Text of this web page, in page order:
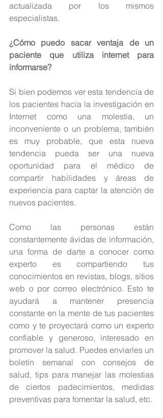
actualizada por los mismos
especialistas.
¿Cómo puedo sacar ventaja de un
paciente que utiliza internet para
informarse?
Si bien podemos ver esta tendencia de
los pacientes hacia la investigación en
Internet como una molestia, un
inconveniente o un problema, también
es muy probable, que esta nueva
tendencia pueda ser una nueva
oportunidad para el médico de
compartir habilidades y áreas de
experiencia para captar la atención de
nuevos pacientes.
Como las personas están
constantemente ávidas de información,
una forma de darte a conocer como
experto es compartiendo tus
conocimientos en revistas, blogs, sitios
web o por correo electrónico. Esto te
ayudará a mantener presencia
constante en la mente de tus pacientes
como y te proyectará como un experto
confiable y generoso, interesado en
promover la salud. Puedes enviarles un
boletín semanal con consejos de
salud, tips para manejar las molestias
de ciertos padecimientos, medidas
preventivas para fomentar la salud, etc.